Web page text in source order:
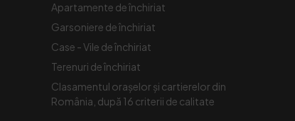
Apartamente de închiriat
Garsoniere de închiriat
Case - Vile de închiriat
Terenuri de închiriat
Clasamentul orașelor și cartierelor din
România, după 16 criterii de calitate